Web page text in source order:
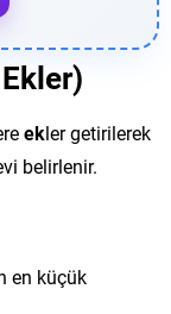
ekler getirilerek
belirlenir.
en küçük